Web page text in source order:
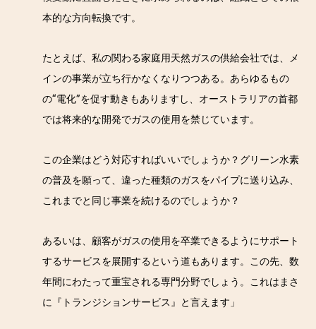
本的な方向転換です。
たとえば、私の関わる家庭用天然ガスの供給会社では、メ
インの事業が立ち行かなくなりつつある。あらゆるもの
の“電化”を促す動きもありますし、オーストラリアの首都
では将来的な開発でガスの使用を禁じています。
この企業はどう対応すればいいでしょうか？グリーン水素
の普及を願って、違った種類のガスをパイプに送り込み、
これまでと同じ事業を続けるのでしょうか？
あるいは、顧客がガスの使用を卒業できるようにサポート
するサービスを展開するという道もあります。この先、数
年間にわたって重宝される専門分野でしょう。これはまさ
に『トランジションサービス』と言えます」